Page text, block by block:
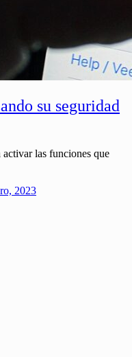
su seguridad
las funciones que
2023